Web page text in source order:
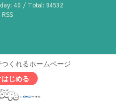
40 / Total: 94532
RSS
くれるホームページ
じめる